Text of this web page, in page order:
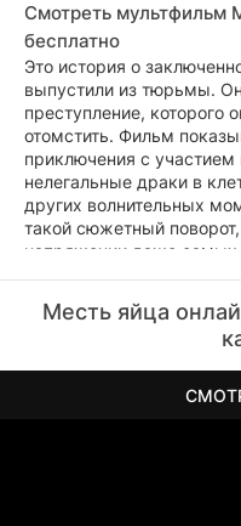
Смотреть мультфильм
бесплатно
Это история о
выпустили из тюрьмы.
преступление, которого
отомстить. Фильм
приключения с
нелегальные драки в
других волнительных
такой сюжетный
напряжении даже самых
Месть яйца